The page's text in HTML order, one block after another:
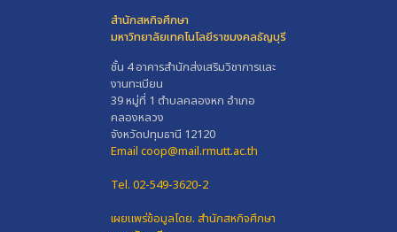
สำนักสหกิจศึกษา
มหาวิทยาลัยเทคโนโลยีราชมงคลธัญบุรี
ชั้น 4 อาคารสำนักส่งเสริมวิชาการและ
งานทะเบียน
39 หมู่ที่ 1 ตำบลคลองหก อำเภอ
คลองหลวง
จังหวัดปทุมธานี 12120
Email coop@mail.rmutt.ac.th
Tel. 02-549-3620-2
เผยแพร่ข้อมูลโดย. สำนักสหกิจศึกษา